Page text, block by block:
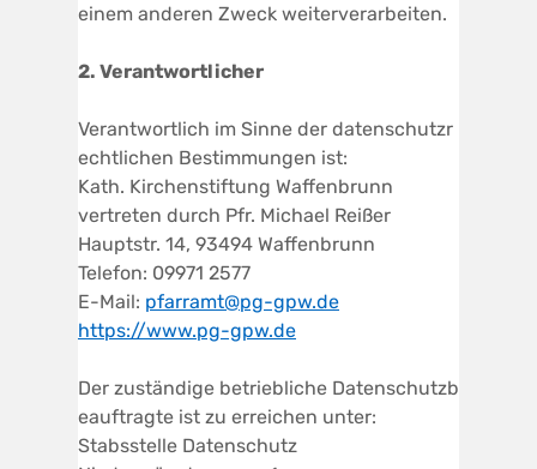
einem anderen Zweck weiterverarbeiten.
2. Verantwortlicher
Verantwortlich im Sinne der datenschutzr
echtlichen Bestimmungen ist:
Kath. Kirchenstiftung Waffenbrunn
vertreten durch Pfr. Michael Reißer
Hauptstr. 14, 93494 Waffenbrunn
Telefon: 09971 2577
E-Mail: pfarramt@pg-gpw.de
https://www.pg-gpw.de
Der zuständige betriebliche Datenschutzb
eauftragte ist zu erreichen unter:
Stabsstelle Datenschutz